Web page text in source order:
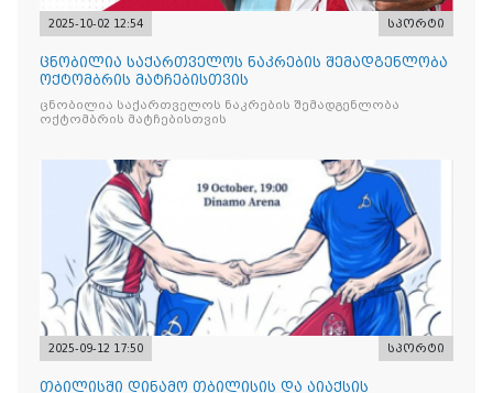
2025-10-02 12:54 სპორტი
ცნობილია საქართველოს ნაკრების შემადგენლობა
ოქტომბრის მატჩებისთვის
ცნობილია საქართველოს ნაკრების შემადგენლობა
ოქტომბრის მატჩებისთვის
2025-09-12 17:50 სპორტი
თბილისში დინამო თბილისის და აიაქსის